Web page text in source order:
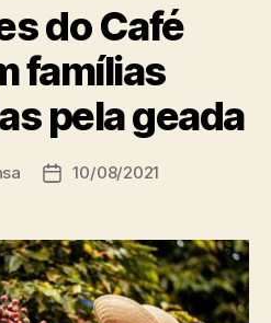
do Café
famílias
pela geada
Data10/08/2021